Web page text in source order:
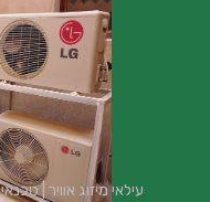
עילאי מיזוג אוויר |